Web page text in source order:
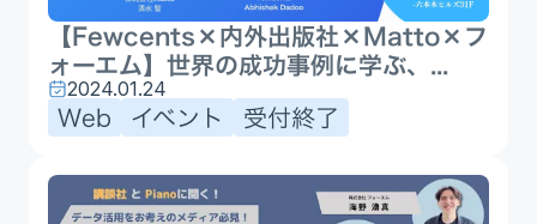
【Fewcents×内外出版社×Matto×フ
ォーエム】世界の成功事例に学ぶ、...
2024.01.24
Web イベント 受付終了